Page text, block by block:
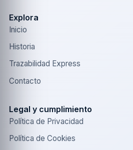
Explora
Inicio
Historia
Trazabilidad Express
Contacto
Legal y cumplimiento
Política de Privacidad
Política de Cookies